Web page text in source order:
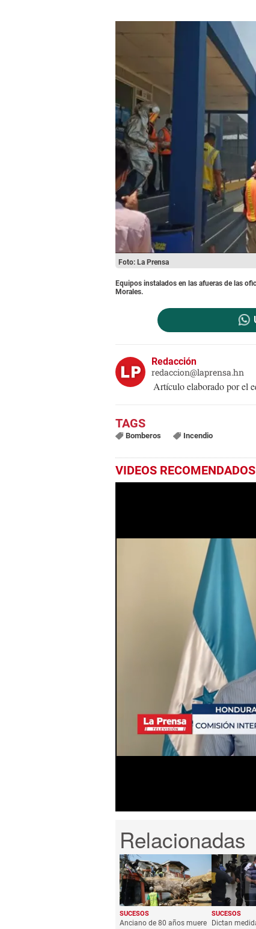
Foto: La Prensa
Equipos instalados en las afueras de las
Morales.
Redacción
redaccion@laprensa.hn
Artículo elaborado por el
Bomberos Incendio
VIDEOS RECOMENDADOS
seconds
SUCESOS
Anciano de 80 años muere
SUCESOS
Dictan